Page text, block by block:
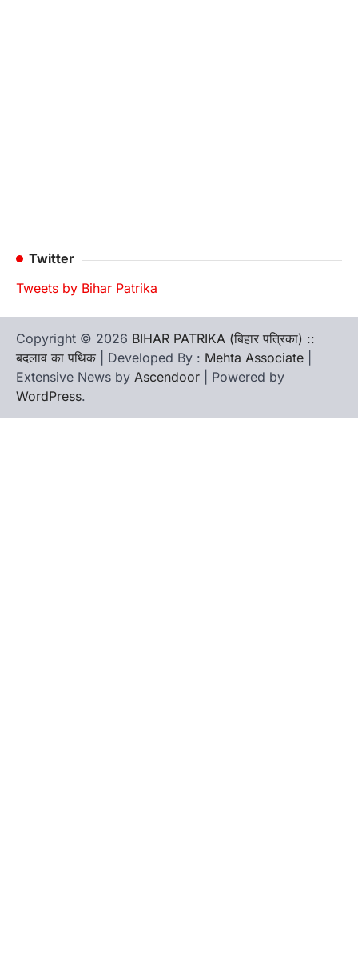
Twitter
Tweets by Bihar Patrika
Copyright © 2026 BIHAR PATRIKA (बिहार पत्रिका) ::
बदलाव का पथिक | Developed By : Mehta Associate
Extensive News by Ascendoor | Powered by
WordPress.